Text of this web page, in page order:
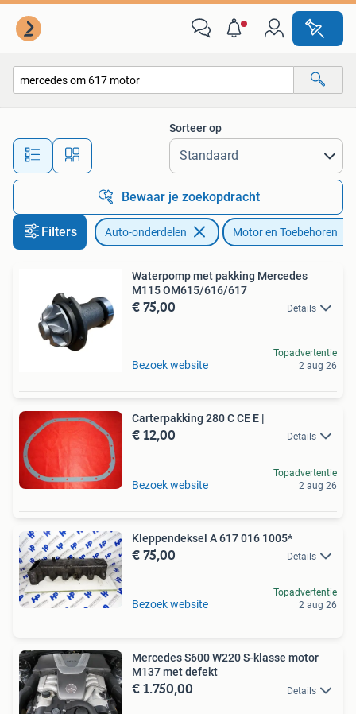
Alle afstanden…
Sorteer op
Bewaar je zoekopdracht
Filters Auto-onderdelen Motor en Toebehoren
Waterpomp met pakking Mercedes
M115 OM615/616/617
€ 75,00 Details
Bezoek website
Topadvertentie
2 aug 26
Carterpakking 280 C CE E |
€ 12,00 Details
Bezoek website
Topadvertentie
2 aug 26
Kleppendeksel A 617 016 1005*
€ 75,00 Details
Bezoek website
Topadvertentie
2 aug 26
Mercedes S600 W220 S-klasse motor
M137 met defekt
€ 1.750,00 Details